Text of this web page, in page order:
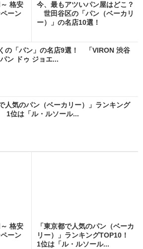
格安
ーン
今、最もアツいパン屋はどこ？
世田谷区の「パン（ベーカリ
ー）」の名店10選！
の「パン」の名店9選！ 「VIRON 渋谷
ン ドゥ ジョエ...
人気のパン（ベーカリー）」ランキング
1位は「ル・ルソール...
格安
ーン
「東京都で人気のパン（ベーカ
リー）」ランキングTOP10！
1位は「ル・ルソール...